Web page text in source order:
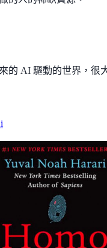
的 AI 驅動的世界，很